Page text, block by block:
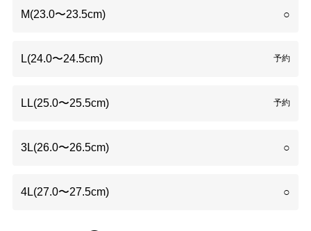
M(23.0〜23.5cm) ○
L(24.0〜24.5cm) 予約
LL(25.0〜25.5cm) 予約
3L(26.0〜26.5cm) ○
4L(27.0〜27.5cm) ○